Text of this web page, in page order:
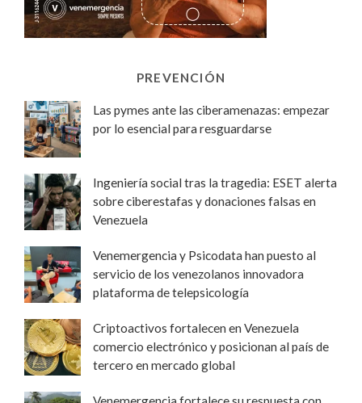
PREVENCIÓN
Las pymes ante las ciberamenazas: empezar
por lo esencial para resguardarse
Ingeniería social tras la tragedia: ESET alerta
sobre ciberestafas y donaciones falsas en
Venezuela
Venemergencia y Psicodata han puesto al
servicio de los venezolanos innovadora
plataforma de telepsicología
Criptoactivos fortalecen en Venezuela
comercio electrónico y posicionan al país de
tercero en mercado global